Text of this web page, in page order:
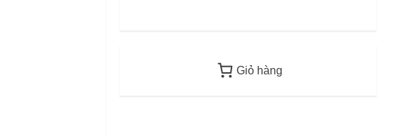
Điều kiện thu nhập bảo
Giỏ hàng